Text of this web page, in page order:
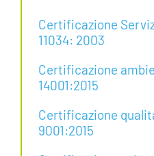
Certificazione
11034: 2003
Certificazione
14001:2015
Certificazione
9001:2015